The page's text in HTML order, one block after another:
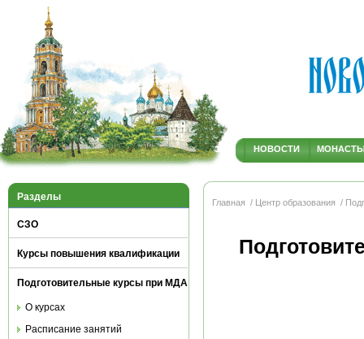
Главная / Центр образования /
НОВОСТИ
Разделы
СЗО
Курсы повышения квалификации
Подготовительные курсы при МДА
О курсах
Расписание занятий